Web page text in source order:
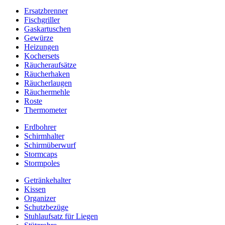
Ersatzbrenner
Fischgriller
Gaskartuschen
Gewürze
Heizungen
Kochersets
Räucheraufsätze
Räucherhaken
Räucherlaugen
Räuchermehle
Roste
Thermometer
Erdbohrer
Schirmhalter
Schirmüberwurf
Stormcaps
Stormpoles
Getränkehalter
Kissen
Organizer
Schutzbezüge
Stuhlaufsatz für Liegen